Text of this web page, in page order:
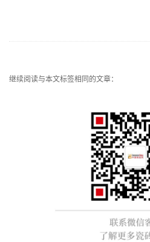
继续阅读与本文标签相同的文章：